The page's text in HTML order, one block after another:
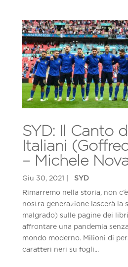
SYD: Il Canto
Italiani
– Michele
Rimarremo nella storia, non
nostra generazione lascerà la
malgrado) sulle pagine dei
affrontare una pandemia
mondo moderno. Milioni di
caratteri neri su fogli...